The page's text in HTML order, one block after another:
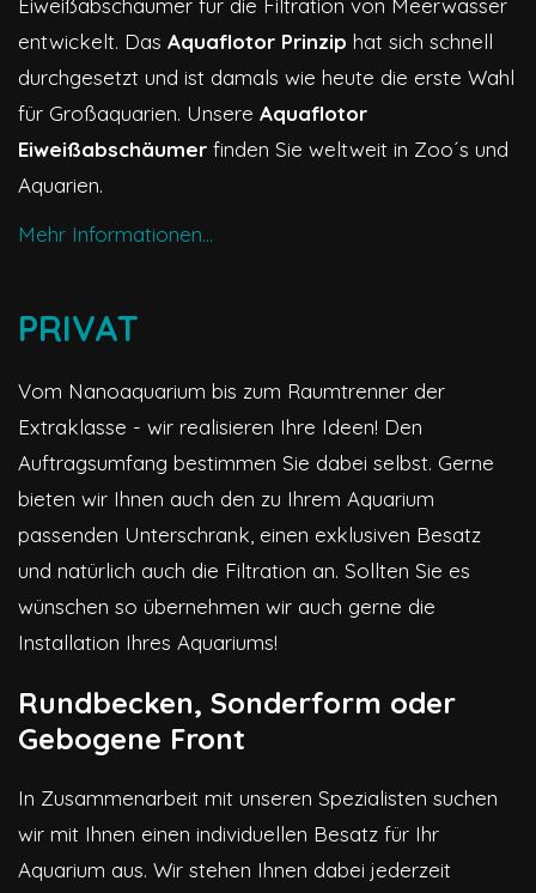
Eiweißabschäumer für die Filtration von Meerwasser
entwickelt. Das Aquaflotor Prinzip hat sich schnell
durchgesetzt und ist damals wie heute die erste Wahl
für Großaquarien. Unsere Aquaflotor
Eiweißabschäumer finden Sie weltweit in Zoo´s und
Aquarien.
Mehr Informationen...
PRIVAT
Vom Nanoaquarium bis zum Raumtrenner der
Extraklasse - wir realisieren Ihre Ideen! Den
Auftragsumfang bestimmen Sie dabei selbst. Gerne
bieten wir Ihnen auch den zu Ihrem Aquarium
passenden Unterschrank, einen exklusiven Besatz
und natürlich auch die Filtration an. Sollten Sie es
wünschen so übernehmen wir auch gerne die
Installation Ihres Aquariums!
Rundbecken, Sonderform oder
Gebogene Front
In Zusammenarbeit mit unseren Spezialisten suchen
wir mit Ihnen einen individuellen Besatz für Ihr
Aquarium aus. Wir stehen Ihnen dabei jederzeit